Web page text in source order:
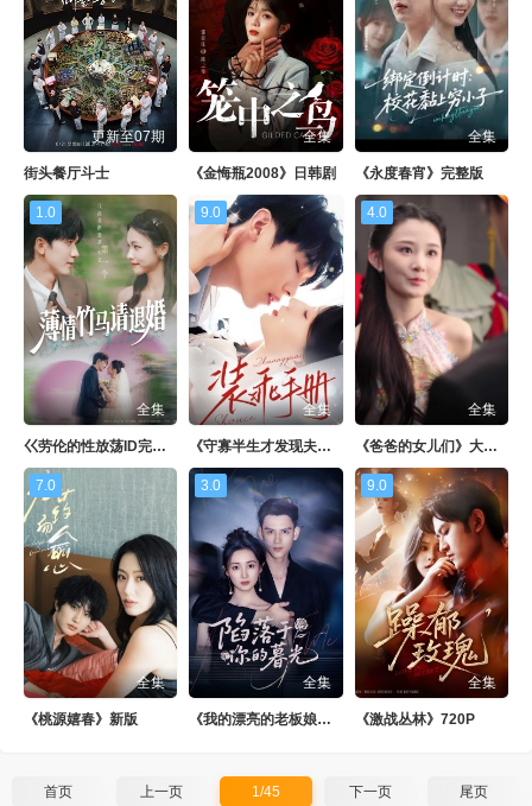
更新至07期
街头餐厅斗士
全集
《金悔瓶2008》日韩剧
全集
《永度春宵》完整版
1.0
全集
巜劳伦的性放荡ID完整版
9.0
全集
《守寡半生才发现夫君他没死》BD
4.0
全集
《爸爸的女儿们》大结局
7.0
全集
《桃源嬉春》新版
3.0
全集
《我的漂亮的老板娘》日剧
9.0
全集
《激战丛林》720P
首页 上一页 1/45 下一页 尾页